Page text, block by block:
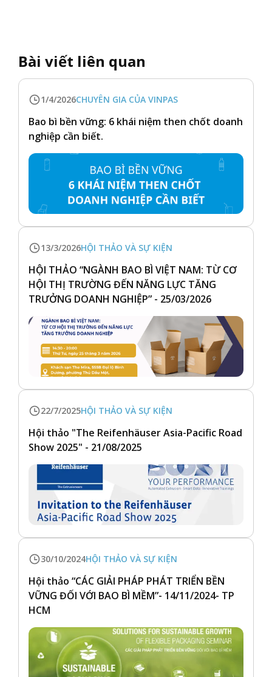
Bài viết liên quan
1/4/2026CHUYÊN GIA CỦA VINPAS
Bao bì bền vững: 6 khái niệm then chốt doanh
nghiệp cần biết.
13/3/2026HỘI THẢO VÀ SỰ KIỆN
HỘI THẢO “NGÀNH BAO BÌ VIỆT NAM: TỪ CƠ
HỘI THỊ TRƯỜNG ĐẾN NĂNG LỰC TĂNG
TRƯỞNG DOANH NGHIỆP” - 25/03/2026
22/7/2025HỘI THẢO VÀ SỰ KIỆN
Hội thảo "The Reifenhäuser Asia-Pacific Road
Show 2025" - 21/08/2025
30/10/2024HỘI THẢO VÀ SỰ KIỆN
Hội thảo “CÁC GIẢI PHÁP PHÁT TRIỂN BỀN
VỮNG ĐỐI VỚI BAO BÌ MỀM”- 14/11/2024- TP
HCM